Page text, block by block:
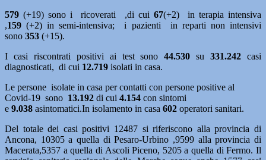
579(+19) sono i ricoverati ,di cui 67(+2)
in terapia intensiva
,159(+2) in semi-intensiva; i pazienti in reparti non intensivi
sono 353 (+15).
I casi riscontrati positivi ai test sono 44.530su331.242 casi
diagnosticati, di cui 12.719 isolati in casa.
Le persone isolate in casa per contatti con persone positive al
Covid-19 sono 13.192 di cui 4.154 con sintomi
e 9.038 asintomatici.In isolamento in casa 602 operatori sanitari.
Del totale dei casi positivi 12487 si riferiscono alla provincia di
Ancona, 10305 a quella di Pesaro-Urbino ,9599 alla provincia di
Macerata,5357 a quella di Ascoli Piceno, 5205 a quella di Fermo. Il